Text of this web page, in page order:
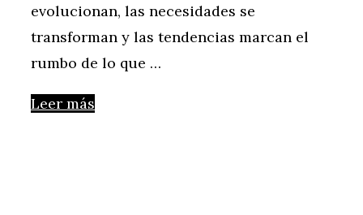
evolucionan, las necesidades se
transforman y las tendencias marcan el
rumbo de lo que …
Leer más